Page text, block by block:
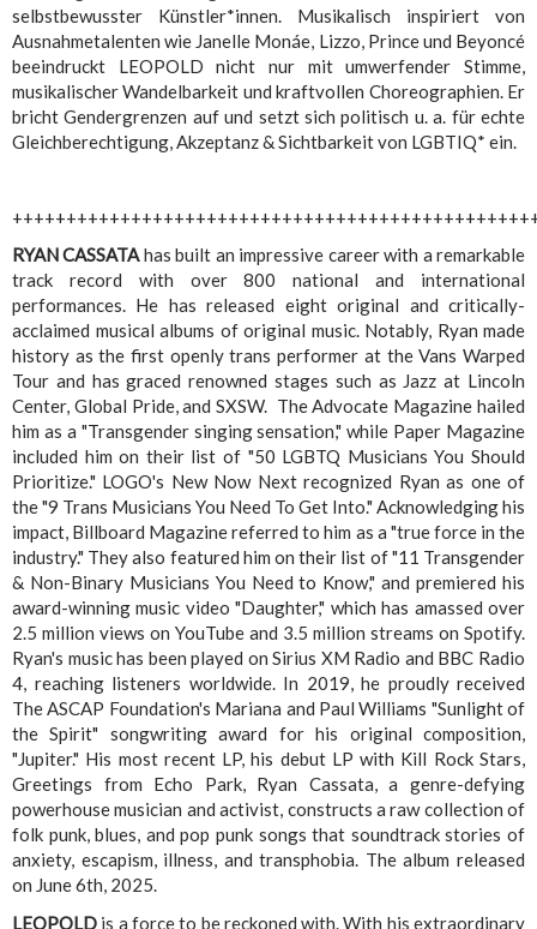
selbstbewusster Künstler*innen. Musikalisch inspiriert von
Ausnahmetalenten wie Janelle Monáe, Lizzo, Prince und Beyoncé
beeindruckt LEOPOLD nicht nur mit umwerfender Stimme,
musikalischer Wandelbarkeit und kraftvollen Choreographien. Er
bricht Gendergrenzen auf und setzt sich politisch u. a. für echte
Gleichberechtigung, Akzeptanz & Sichtbarkeit von LGBTIQ* ein.
RYAN CASSATAhas built an impressive career with a remarkable
track record with over 800 national and international
performances. He has released eight original and critically-
acclaimed musical albums of original music. Notably, Ryan made
history as the first openly trans performer at the Vans Warped
Tour and has graced renowned stages such as Jazz at Lincoln
Center, Global Pride, and SXSW. The Advocate Magazine hailed
him as a "Transgender singing sensation," while Paper Magazine
included him on their list of "50 LGBTQ Musicians You Should
Prioritize." LOGO's New Now Next recognized Ryan as one of
the "9 Trans Musicians You Need To Get Into." Acknowledging his
impact, Billboard Magazine referred to him as a "true force in the
industry." They also featured him on their list of "11 Transgender
& Non-Binary Musicians You Need to Know," and premiered his
award-winning music video "Daughter," which has amassed over
2.5 million views on YouTube and 3.5 million streams on Spotify.
Ryan's music has been played on Sirius XM Radio and BBC Radio
4, reaching listeners worldwide. In 2019, he proudly received
The ASCAP Foundation's Mariana and Paul Williams "Sunlight of
the Spirit" songwriting award for his original composition,
"Jupiter." His most recent LP, his debut LP with Kill Rock Stars,
Greetings from Echo Park, Ryan Cassata, a genre-defying
powerhouse musician and activist, constructs a raw collection of
folk punk, blues, and pop punk songs that soundtrack stories of
anxiety, escapism, illness, and transphobia. The album released
on June 6th, 2025.
LEOPOLD is a force to be reckoned with. With his extraordinary